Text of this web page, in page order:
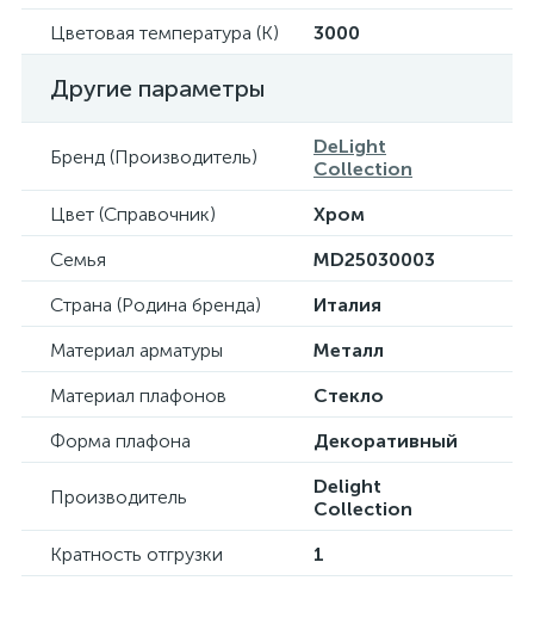
Цветовая температура (К)
3000
Другие параметры
Бренд (Производитель)
DeLight
Collection
Цвет (Справочник)
Хром
Семья
MD25030003
Страна (Родина бренда)
Италия
Материал арматуры
Металл
Материал плафонов
Стекло
Форма плафона
Декоративный
Производитель
Delight
Collection
Кратность отгрузки
1